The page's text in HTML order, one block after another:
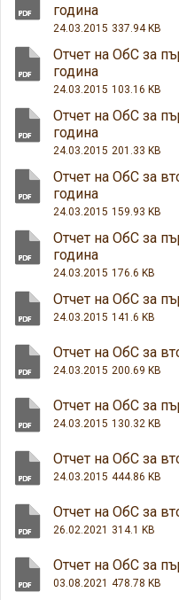
година
24.03.2015 337.94 KB
Отчет на ОбС за
година
24.03.2015 103.16 KB
Отчет на ОбС за
година
24.03.2015 201.33 KB
Отчет на ОбС за
година
24.03.2015 159.93 KB
Отчет на ОбС за
година
24.03.2015 176.6 KB
Отчет на ОбС за
24.03.2015 141.6 KB
Отчет на ОбС за
24.03.2015 200.69 KB
Отчет на ОбС за
24.03.2015 130.32 KB
Отчет на ОбС за
24.03.2015 444.86 KB
Отчет на ОбС за
26.02.2021 314.1 KB
Отчет на ОбС за
03.08.2021 478.78 KB